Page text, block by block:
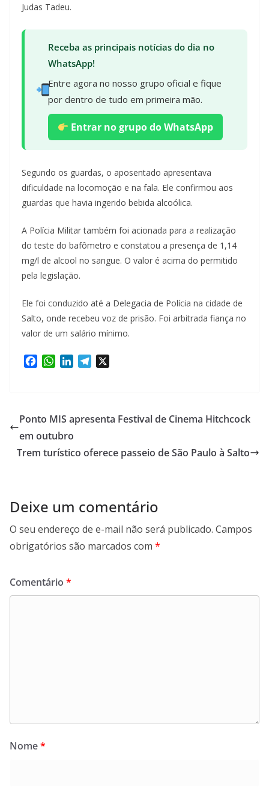
Judas Tadeu.
Receba as principais notícias do dia no
WhatsApp!
Entre agora no nosso grupo oficial e fique
por dentro de tudo em primeira mão.
Entrar no grupo do WhatsApp
Segundo os guardas, o aposentado apresentava
dificuldade na locomoção e na fala. Ele confirmou aos
guardas que havia ingerido bebida alcoólica.
A Polícia Militar também foi acionada para a realização
do teste do bafômetro e constatou a presença de 1,14
mg/l de alcool no sangue. O valor é acima do permitido
pela legislação.
Ele foi conduzido até a Delegacia de Polícia na cidade de
Salto, onde recebeu voz de prisão. Foi arbitrada fiança no
valor de um salário mínimo.
b
o
k
W
s
p
p
e
d
n
g
m
Ponto MIS apresenta Festival de Cinema Hitchcock
em outubro
Trem turístico oferece passeio de São Paulo à Salto
Deixe um comentário
O seu endereço de e-mail não será publicado. Campos
obrigatórios são marcados com *
Comentário *
Nome*